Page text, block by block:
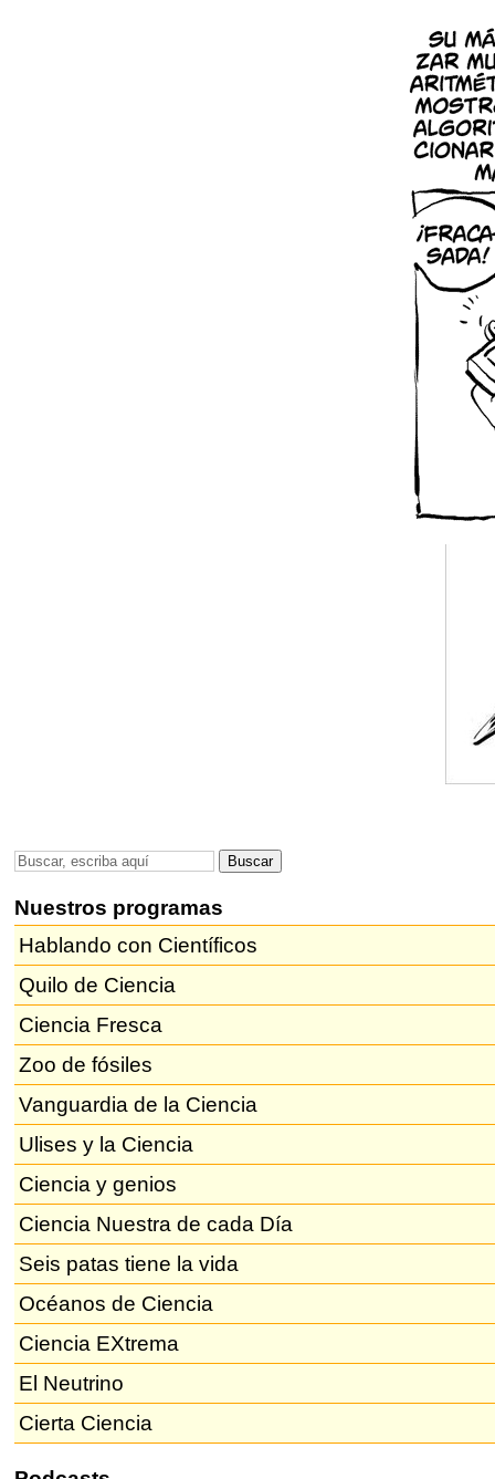
Nuestros programas
Hablando con Científicos
Quilo de Ciencia
Ciencia Fresca
Zoo de fósiles
Vanguardia de la Ciencia
Ulises y la Ciencia
Ciencia y genios
Ciencia Nuestra de cada Día
Seis patas tiene la vida
Océanos de Ciencia
Ciencia EXtrema
El Neutrino
Cierta Ciencia